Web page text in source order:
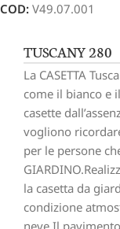
COD: V49.07.001
TUSCANY 280
La CASETTA
come il bianco e
casette
vogliono
per le persone
la casetta da
condizione